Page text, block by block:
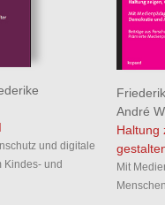
und digitale
Kindes- und
André
Haltung
Mit